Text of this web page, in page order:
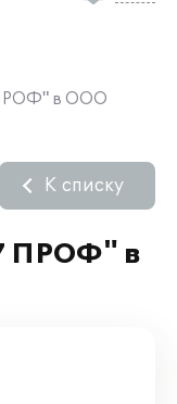
ПРОФ" в ООО
ПРОФ" в
К списку